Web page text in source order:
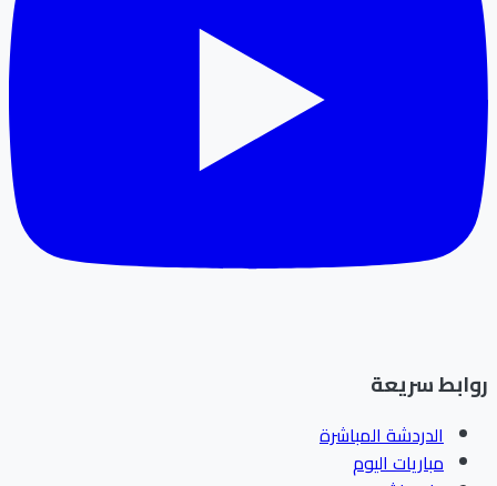
سريعة
الدردشة المباشرة
مباريات اليوم